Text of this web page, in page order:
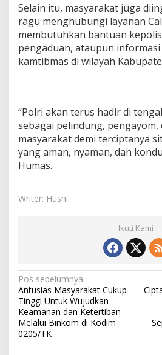
Selain itu, masyarakat juga
ragu menghubungi layanan
membutuhkan bantuan
pengaduan, ataupun
kamtibmas di wilayah
“Polri akan terus hadir di
sebagai pelindung, pengayom,
masyarakat demi terciptanya
yang aman, nyaman, dan
Humas.
Writer: Husni
Ikuti Kami
N
a
v
i
Pos sebelumnya
Antusias Masyarakat Cukup
Tinggi Untuk Wujudkan
Keamanan dan Ketertiban
Melalui Binkom di Kodim
0205/TK